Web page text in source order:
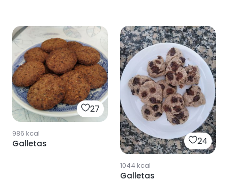
27
986 kcal
Galletas 24
1044 kcal
Galletas